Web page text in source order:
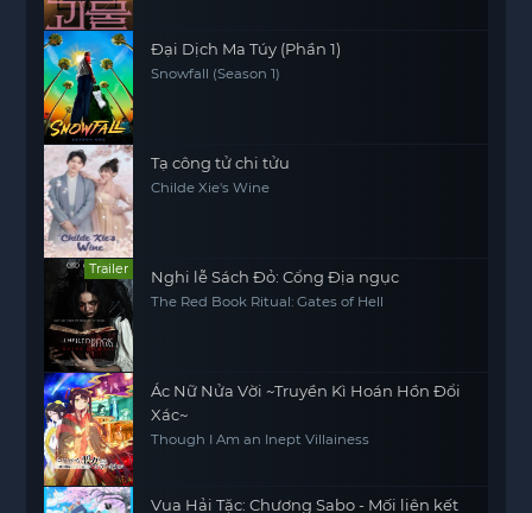
Đại Dịch Ma Túy (Phần 1)
Snowfall (Season 1)
Tạ công tử chi tửu
Childe Xie's Wine
Trailer Nghi lễ Sách Đỏ: Cổng Địa ngục
The Red Book Ritual: Gates of Hell
Ác Nữ Nửa Vời ~Truyền Kì Hoán Hồn Đổi
Xác~
Though I Am an Inept Villainess
Vua Hải Tặc: Chương Sabo - Mối liên kết